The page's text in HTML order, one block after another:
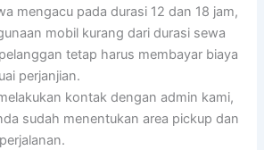
mengacu pada durasi 12 dan 18 jam,
mobil kurang dari durasi sewa
tetap harus membayar biaya
perjanjian.
kontak dengan admin kami,
sudah menentukan area pickup dan